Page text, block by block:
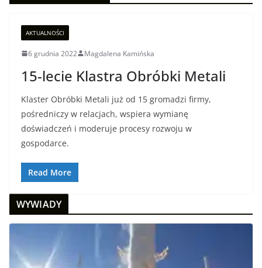
AKTUALNOŚCI
6 grudnia 2022 Magdalena Kamińska
15-lecie Klastra Obróbki Metali
Klaster Obróbki Metali już od 15 gromadzi firmy,
pośredniczy w relacjach, wspiera wymianę
doświadczeń i moderuje procesy rozwoju w
gospodarce.
Read More
WYWIADY